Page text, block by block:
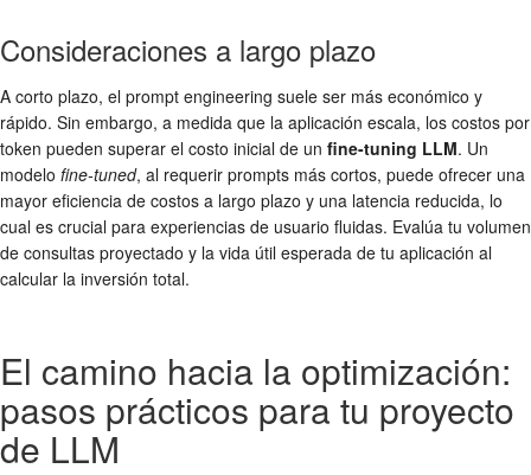
Consideraciones a largo plazo
A corto plazo, el prompt engineering suele ser más económico y
rápido. Sin embargo, a medida que la aplicación escala, los costos por
token pueden superar el costo inicial de un fine-tuning LLM. Un
modelo fine-tuned, al requerir prompts más cortos, puede ofrecer una
mayor eficiencia de costos a largo plazo y una latencia reducida, lo
cual es crucial para experiencias de usuario fluidas. Evalúa tu volumen
de consultas proyectado y la vida útil esperada de tu aplicación al
calcular la inversión total.
El camino hacia la optimización:
pasos prácticos para tu proyecto
de LLM